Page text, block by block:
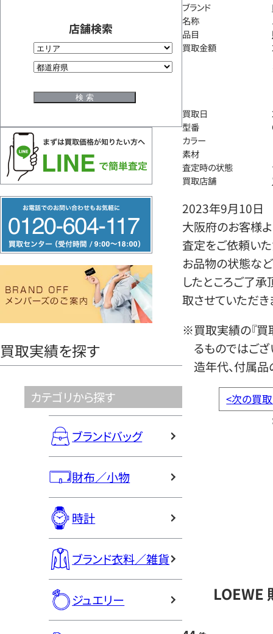
店舗検索
リ
ー
ヤ
買取実績を探す
カテゴリから探す
ブランドバッグ
財布／小物
時計
ブランド衣料／雑貨
ジュエリー
ブランド
名称
品目
買取金額
買取日
型番
カラー
素材
査定時の状態
買取店舗
2023年9月10日
大阪府のお客様よ
査定をご依頼いた
お品物の状態など
したところご了
取させていただき
※買取実績の『買
るものではござ
造年代、付属品
<次の買
LOEWE